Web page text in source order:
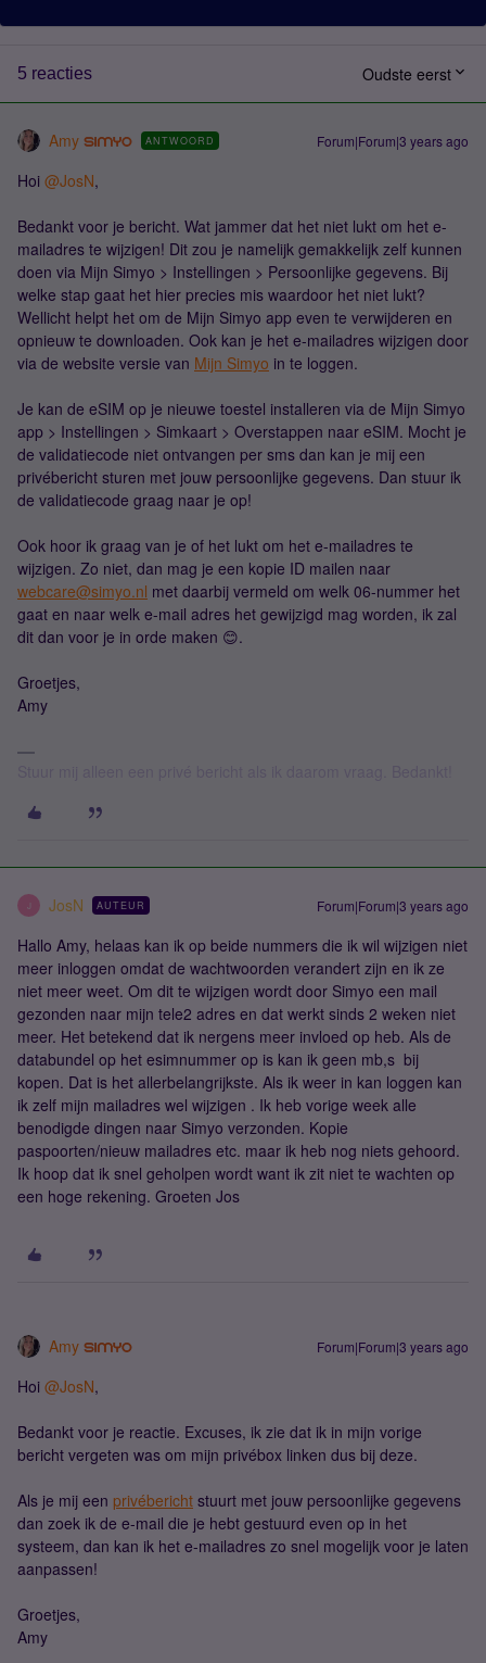
5 reacties Oudste eerst
Amy ANTWOORD Forum|Forum|3 years ago
Hoi @JosN,
Bedankt voor je bericht. Wat jammer dat het niet lukt om het e-
mailadres te wijzigen! Dit zou je namelijk gemakkelijk zelf kunnen
doen via Mijn Simyo > Instellingen > Persoonlijke gegevens. Bij
welke stap gaat het hier precies mis waardoor het niet lukt?
Wellicht helpt het om de Mijn Simyo app even te verwijderen en
opnieuw te downloaden. Ook kan je het e-mailadres wijzigen door
via de website versie van Mijn Simyo in te loggen.
Je kan de eSIM op je nieuwe toestel installeren via de Mijn Simyo
app > Instellingen > Simkaart > Overstappen naar eSIM. Mocht je
de validatiecode niet ontvangen per sms dan kan je mij een
privébericht sturen met jouw persoonlijke gegevens. Dan stuur ik
de validatiecode graag naar je op!
Ook hoor ik graag van je of het lukt om het e-mailadres te
wijzigen. Zo niet, dan mag je een kopie ID mailen naar
webcare@simyo.nl met daarbij vermeld om welk 06-nummer het
gaat en naar welk e-mail adres het gewijzigd mag worden, ik zal
dit dan voor je in orde maken 😊.
Groetjes,
Amy
J JosN AUTEUR Forum|Forum|3 years ago
Hallo Amy, helaas kan ik op beide nummers die ik wil wijzigen niet
meer inloggen omdat de wachtwoorden verandert zijn en ik ze
niet meer weet. Om dit te wijzigen wordt door Simyo een mail
gezonden naar mijn tele2 adres en dat werkt sinds 2 weken niet
meer. Het betekend dat ik nergens meer invloed op heb. Als de
databundel op het esimnummer op is kan ik geen mb,s bij
kopen. Dat is het allerbelangrijkste. Als ik weer in kan loggen kan
ik zelf mijn mailadres wel wijzigen . Ik heb vorige week alle
benodigde dingen naar Simyo verzonden. Kopie
paspoorten/nieuw mailadres etc. maar ik heb nog niets gehoord.
Ik hoop dat ik snel geholpen wordt want ik zit niet te wachten op
een hoge rekening. Groeten Jos
Amy Forum|Forum|3 years ago
Hoi @JosN,
Bedankt voor je reactie. Excuses, ik zie dat ik in mijn vorige
bericht vergeten was om mijn privébox linken dus bij deze.
Als je mij een privébericht stuurt met jouw persoonlijke gegevens
dan zoek ik de e-mail die je hebt gestuurd even op in het
systeem, dan kan ik het e-mailadres zo snel mogelijk voor je laten
aanpassen!
Groetjes,
Amy